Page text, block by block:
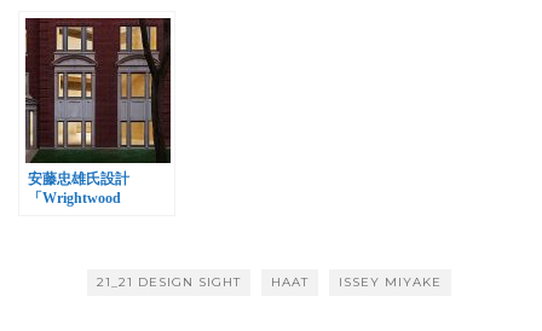
安藤忠雄氏設計
「Wrightwood
21_21 DESIGN SIGHT HAAT ISSEY MIYAKE